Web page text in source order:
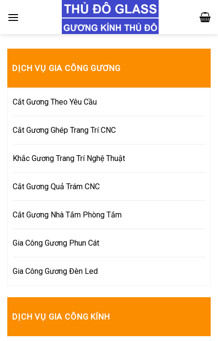
DỊCH VỤ GIA CÔNG GƯƠNG
Cắt Gương Theo Yêu Cầu
Cắt Gương Ghép Trang Trí CNC
Khắc Gương Trang Trí Nghệ Thuật
Cắt Gương Quả Trám CNC
Cắt Gương Nhà Tắm Phòng Tắm
Gia Công Gương Phun Cát
Gia Công Gương Đèn Led
DỊCH VỤ GIA CÔNG KÍNH